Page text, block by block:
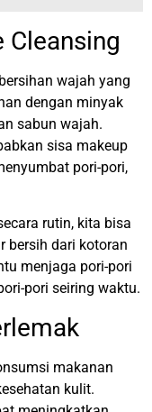
Cleansing
wajah yang
dengan minyak
sabun wajah.
sisa makeup
pori-pori,
rutin, kita bisa
bersih dari kotoran
menjaga pori-pori
pori seiring waktu.
makanan
kulit.